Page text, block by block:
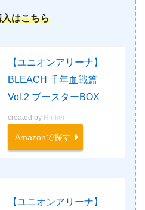
はこちら
【ユニオンアリーナ】
BLEACH 千年血戦篇
Vol.2 ブースターBOX
created by Rinker
Amazonで探す
【ユニオンアリーナ】